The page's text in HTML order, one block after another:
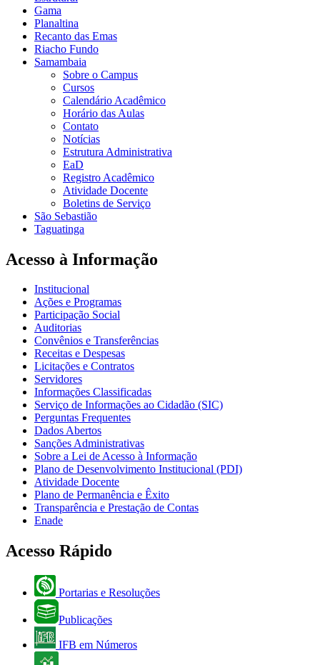
Gama
Planaltina
Recanto das Emas
Riacho Fundo
Samambaia
Sobre o Campus
Cursos
Calendário Acadêmico
Horário das Aulas
Contato
Notícias
Estrutura Administrativa
EaD
Registro Acadêmico
Atividade Docente
Boletins de Serviço
São Sebastião
Taguatinga
Acesso à Informação
Institucional
Ações e Programas
Participação Social
Auditorias
Convênios e Transferências
Receitas e Despesas
Licitações e Contratos
Servidores
Informações Classificadas
Serviço de Informações ao Cidadão (SIC)
Perguntas Frequentes
Dados Abertos
Sanções Administrativas
Sobre a Lei de Acesso à Informação
Plano de Desenvolvimento Institucional (PDI)
Atividade Docente
Plano de Permanência e Êxito
Transparência e Prestação de Contas
Enade
Acesso Rápido
Portarias e Resoluções
Publicações
IFB em Números